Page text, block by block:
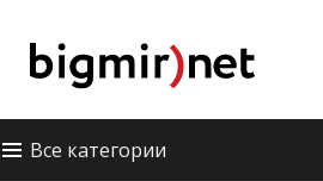
Все категории